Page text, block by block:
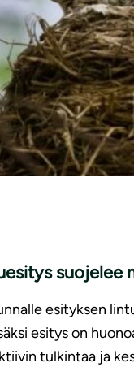
esityksen
esitys on
tulkintaa ja